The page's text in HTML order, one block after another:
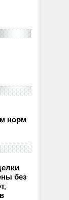
норм
без